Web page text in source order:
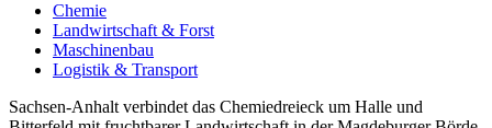
Chemie
Landwirtschaft & Forst
Maschinenbau
Logistik & Transport
Sachsen-Anhalt verbindet das Chemiedreieck um Halle und